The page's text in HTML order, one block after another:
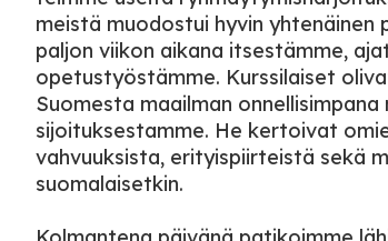
meistä muodostui hyvin yhtenäinen
paljon viikon aikana itsestämme,
opetustyöstämme. Kurssilaiset
Suomesta maailman
sijoituksestamme. He kertoivat
vahvuuksista, erityispiirteistä sekä
suomalaisetkin.